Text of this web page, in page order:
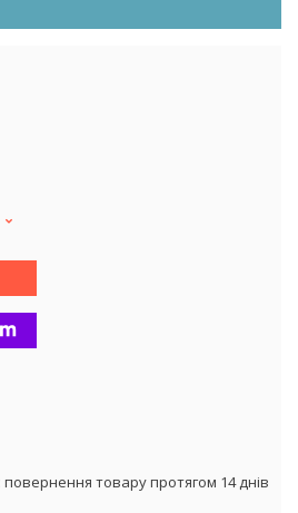
повернення товару протягом 14 днів